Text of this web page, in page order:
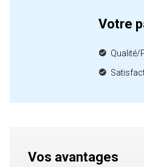
Votre
Qualité/
Vos avantages